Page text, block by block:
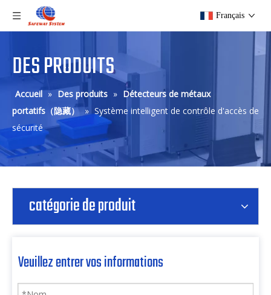
Français
DES PRODUITS
Accueil » Des produits » Détecteurs de métaux
portatifs（隐藏） » Système intelligent de contrôle d'accès de
sécurité
catégorie de produit
Veuillez entrer vos informations